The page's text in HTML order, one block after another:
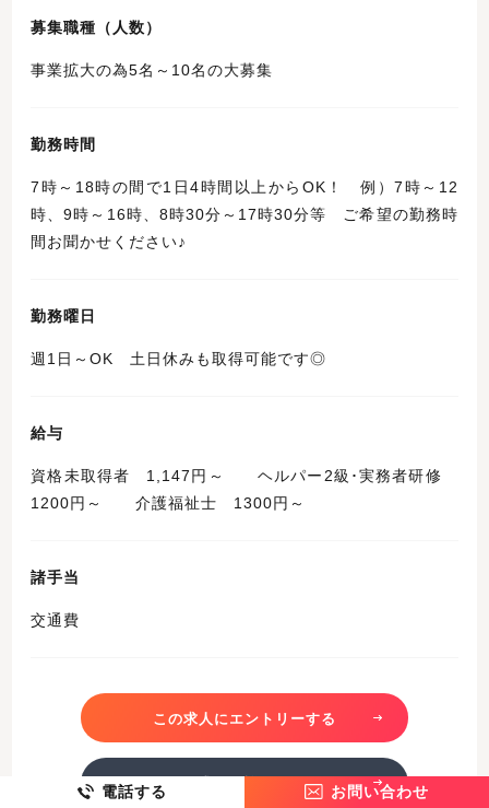
募集職種（人数）
事業拡大の為5名～10名の大募集
勤務時間
7時～18時の間で1日4時間以上からOK！ 例）7時～12
時、9時～16時、8時30分～17時30分等 ご希望の勤務時
間お聞かせください♪
勤務曜日
週1日～OK 土日休みも取得可能です◎
給与
資格未取得者 1,147円～ ヘルパー2級･実務者研修
1200円～ 介護福祉士 1300円～
諸手当
交通費
この求人にエントリーする
この求人を詳しく見る
電話する お問い合わせ